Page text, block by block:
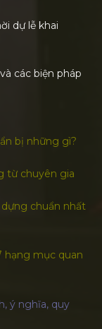
dự lễ khai
các biện pháp
bị những gì?
từ chuyên gia
chuẩn nhất
hạng mục quan
ý nghĩa, quy